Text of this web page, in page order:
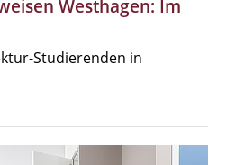
Westhagen: Im
Studierenden in